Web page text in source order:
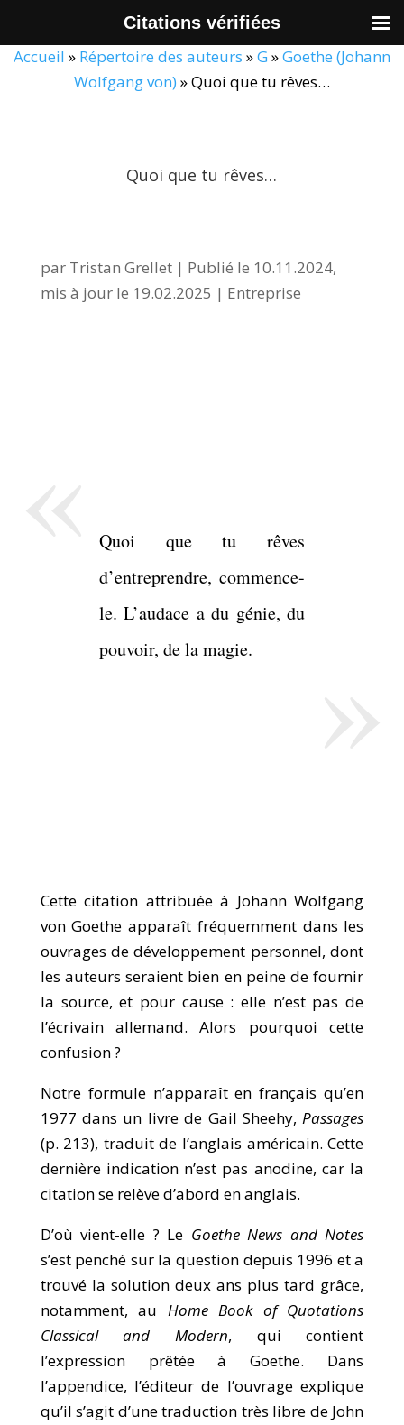
Accueil » Répertoire des auteurs »G »Goethe (Johann
Wolfgang von) »Quoi que tu rêves…
Quoi que tu rêves…
par Tristan Grellet| Publié le 10.11.2024,
mis à jour le 19.02.2025 | Entreprise
Quoi que tu rêves
d’entreprendre, commence-
le. L’audace a du génie, du
pouvoir, de la magie.
Cette citation attribuée à Johann Wolfgang
von Goethe apparaît fréquemment dans les
ouvrages de développement personnel, dont
les auteurs seraient bien en peine de fournir
la source, et pour cause : elle n’est pas de
l’écrivain allemand. Alors pourquoi cette
confusion ?
Notre formule n’apparaît en français qu’en
1977 dans un livre de Gail Sheehy,Passages
(p. 213), traduit de l’anglais américain. Cette
dernière indication n’est pas anodine, car la
citation se relève d’abord en anglais.
D’où vient-elle ? Le Goethe News and Notes
s’est penché sur la question depuis 1996 et a
trouvé la solution deux ans plus tard grâce,
notamment, au Home Book of Quotations
Classical and Modern, qui contient
l’expression prêtée à Goethe. Dans
l’appendice, l’éditeur de l’ouvrage explique
qu’il s’agit d’une traduction très libre de John
Citations vérifiées